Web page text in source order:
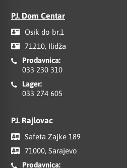
PJ. Dom Centar
Osik do br.1
71210, Ilidža
Prodavnica:
033 230 310
Lager:
033 274 605
PJ. Rajlovac
Safeta Zajke 189
71000, Sarajevo
Prodavnica: